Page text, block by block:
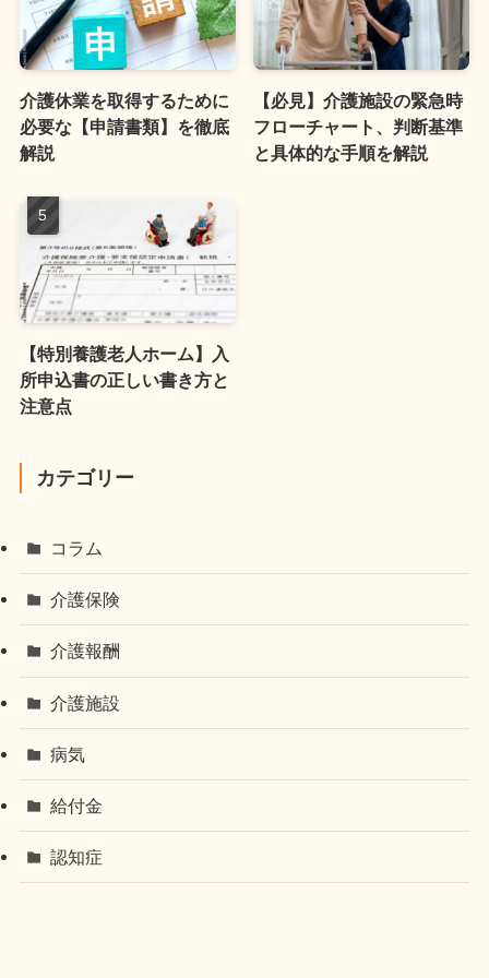
介護休業を取得するために
必要な【申請書類】を徹底
解説
【必見】介護施設の緊急時
フローチャート、判断基準
と具体的な手順を解説
【特別養護老人ホーム】入
所申込書の正しい書き方と
注意点
カテゴリー
コラム
介護保険
介護報酬
介護施設
病気
給付金
認知症